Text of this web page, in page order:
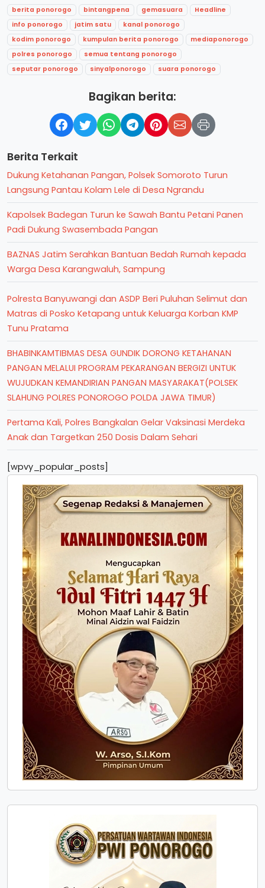
berita ponorogo bintangpena gemasuara
Headline
info ponorogo
jatim satu
kanal ponorogo
kodim ponorogo
kumpulan berita ponorogo
mediaponorogo
polres ponorogo
semua tentang ponorogo
seputar ponorogo
sinyalponorogo suara ponorogo
Bagikan berita:
Berita Terkait
Dukung Ketahanan Pangan, Polsek Somoroto Turun
Langsung Pantau Kolam Lele di Desa Ngrandu
Kapolsek Badegan Turun ke Sawah Bantu Petani Panen
Padi Dukung Swasembada Pangan
BAZNAS Jatim Serahkan Bantuan Bedah Rumah kepada
Warga Desa Karangwaluh, Sampung
Polresta Banyuwangi dan ASDP Beri Puluhan Selimut dan
Matras di Posko Ketapang untuk Keluarga Korban KMP
Tunu Pratama
BHABINKAMTIBMAS DESA GUNDIK DORONG KETAHANAN
PANGAN MELALUI PROGRAM PEKARANGAN BERGIZI UNTUK
WUJUDKAN KEMANDIRIAN PANGAN MASYARAKAT(POLSEK
SLAHUNG POLRES PONOROGO POLDA JAWA TIMUR)
Pertama Kali, Polres Bangkalan Gelar Vaksinasi Merdeka
Anak dan Targetkan 250 Dosis Dalam Sehari
[wpvy_popular_posts]